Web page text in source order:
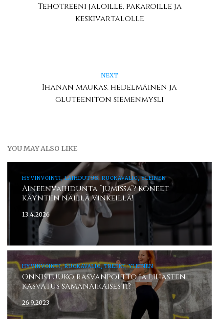
Tehotreeni jaloille, pakaroille ja
keskivartalolle
NEXT
Ihanan maukas, hedelmäinen ja
gluteeniton siemenmysli
YOU MAY ALSO LIKE
HYVINVOINTI, LAIHDUTUS, RUOKAVALIO, YLEINEN
Aineenvaihdunta ”jumissa”? Koneet
käyntiin näillä vinkeillä!
13.4.2026
HYVINVOINTI, RUOKAVALIO, TREENI, YLEINEN
Onnistuuko rasvanpoltto ja lihasten
kasvatus samanaikaisesti?
26.9.2023